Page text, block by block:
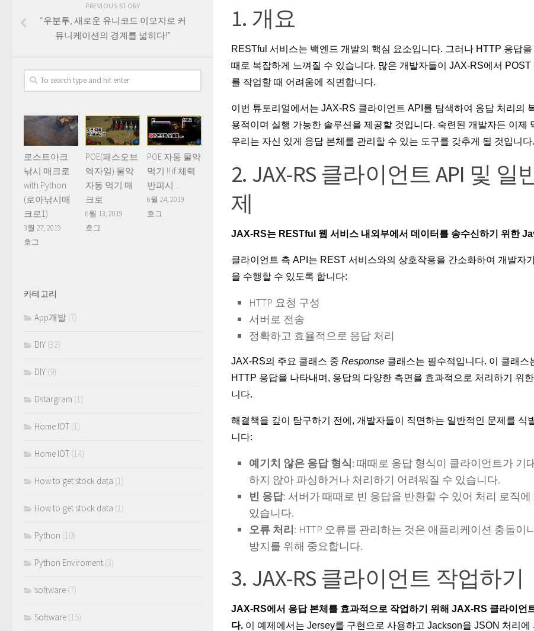
1. 개요
RESTful 서비스는 백엔드 개발의 핵심 요소입니다. 그러나 HTTP 응답을
때로 복잡하게 느껴질 수 있습니다. 많은 개발자들이 JAX-RS에서 POST
를 작업할 때 어려움에 직면합니다.
이번 튜토리얼에서는 JAX-RS 클라이언트 API 를 탐색하여 응답 처리의
용적이며 실행 가능한 솔루션을 제공할 것입니다. 숙련된 개발자든 이제
우리는 자신 있게 응답 본체를 관리할 수 있는 도구를 갖추게 될 것입니다.
2. JAX-RS 클라이언트 API 및 일
제
JAX-RS는 RESTful 웹 서비스 내외부에서 데이터를 송수신하기 위한
클라이언트 측 API는 REST 서비스와의 상호작용을 간소화하여 개발자
을 수행할 수 있도록 합니다:
HTTP 요청 구성
서버로 전송
정확하고 효율적으로 응답 처리
JAX-RS의 주요 클래스 중 Response 클래스는 필수적입니다. 이 클래스
HTTP 응답을 나타내며, 응답의 다양한 측면을 효과적으로 처리하기 위
니다.
해결책을 깊이 탐구하기 전에, 개발자들이 직면하는 일반적인 문제를 식
니다:
예기치 않은 응답 형식: 때때로 응답 형식이 클라이언트가 기
하지 않아 파싱하거나 처리하기 어려워질 수 있습니다.
빈 응답: 서버가 때때로 빈 응답을 반환할 수 있어 처리 로직
있습니다.
오류 처리: HTTP 오류를 관리하는 것은 애플리케이션 충돌이
방지를 위해 중요합니다.
3. JAX-RS 클라이언트 작업하기
JAX-RS에서 응답 본체를 효과적으로 작업하기 위해 JAX-RS 클라이언
다. 이 예제에서는 Jersey를 구현으로 사용하고 Jackson을 JSON 처리에
PREVIOUS STORY
“우분투, 새로운 유니코드 이모지로 커
뮤니케이션의 경계를 넓히다!”
로스트아크
낚시 매크로
with Python
(로아낚시매
크로1)
3월 27, 2019
호그
POE(패스오브
엑자일) 물약
자동 먹기 매
크로
6월 13, 2019
호그
POE 자동 물약
먹기 !! if 체력
반피시 ...
6월 24, 2019
호그
카테고리
App개발 (7)
DIY (32)
DIY (9)
Dstargram (1)
Home IOT (1)
Home IOT (14)
How to get stock data (1)
How to get stock data (1)
Python (10)
Python Enviroment (3)
software (7)
Software (15)